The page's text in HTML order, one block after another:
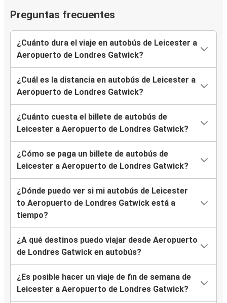
Preguntas frecuentes
¿Cuánto dura el viaje en autobús de Leicester a
Aeropuerto de Londres Gatwick?
¿Cuál es la distancia en autobús de Leicester a
Aeropuerto de Londres Gatwick?
¿Cuánto cuesta el billete de autobús de
Leicester a Aeropuerto de Londres Gatwick?
¿Cómo se paga un billete de autobús de
Leicester a Aeropuerto de Londres Gatwick?
¿Dónde puedo ver si mi autobús de Leicester
to Aeropuerto de Londres Gatwick está a
tiempo?
¿A qué destinos puedo viajar desde Aeropuerto
de Londres Gatwick en autobús?
¿Es posible hacer un viaje de fin de semana de
Leicester a Aeropuerto de Londres Gatwick?